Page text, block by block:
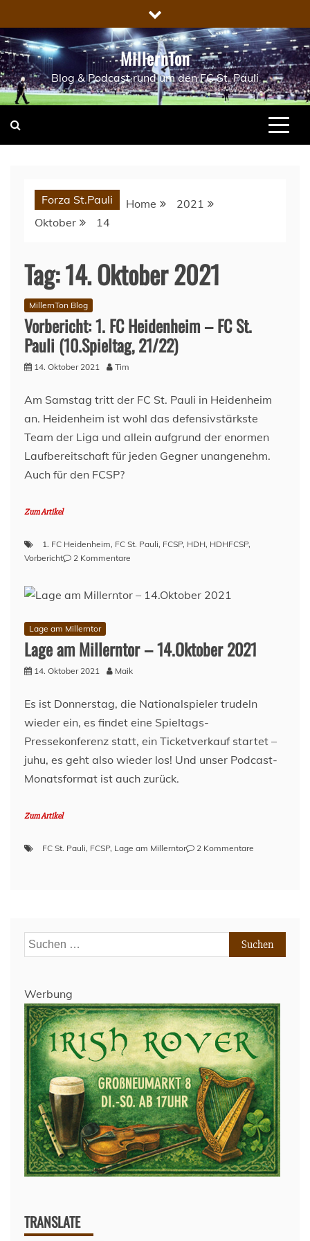
to
content
MillernTon
Blog & Podcast rund um den FC St. Pauli
Forza St.Pauli Home
2021
Oktober
14
Tag:14. Oktober 2021
MillernTon Blog
Vorbericht: 1. FC Heidenheim – FC St.
Pauli (10.Spieltag, 21/22)
14. Oktober 2021 Tim
Am Samstag tritt der FC St. Pauli in Heidenheim
an. Heidenheim ist wohl das defensivstärkste
Team der Liga und allein aufgrund der enormen
Laufbereitschaft für jeden Gegner unangenehm.
Auch für den FCSP?
Zum Artikel
1. FC Heidenheim, FC St. Pauli, FCSP, HDH, HDHFCSP,
Vorbericht
2 Kommentare
FC
St.
Pauli
Lage am Millerntor
Lage am Millerntor – 14.Oktober 2021
14. Oktober 2021 Maik
Es ist Donnerstag, die Nationalspieler trudeln
wieder ein, es findet eine Spieltags-
Pressekonferenz statt, ein Ticketverkauf startet –
juhu, es geht also wieder los! Und unser Podcast-
Monatsformat ist auch zurück.
Zum Artikel
FC St. Pauli, FCSP, Lage am Millerntor 2 Kommentare
2021
Suchen
nach:
Werbung
TRANSLATE